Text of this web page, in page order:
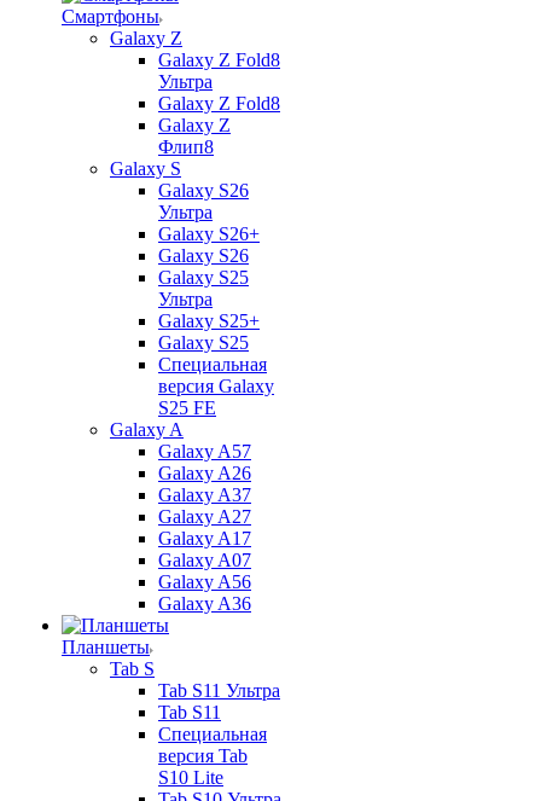
Смартфоны
Galaxy Z
Galaxy Z Fold8
Ультра
Galaxy Z Fold8
Galaxy Z
Флип8
Galaxy S
Galaxy S26
Ультра
Galaxy S26+
Galaxy S26
Galaxy S25
Ультра
Galaxy S25+
Galaxy S25
Специальная
версия Galaxy
S25 FE
Galaxy A
Galaxy A57
Galaxy A26
Galaxy A37
Galaxy A27
Galaxy A17
Galaxy A07
Galaxy A56
Galaxy A36
Планшеты
Tab S
Tab S11 Ультра
Tab S11
Специальная
версия Tab
S10 Lite